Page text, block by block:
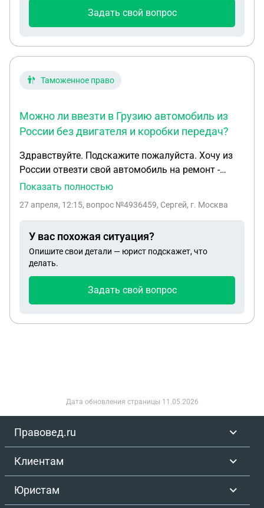
здания (указан старый кадастровый номер).
Будем ли мы при продаже платить налог?
Задать свой вопрос
Таможенное право
Можно ли ввезти в Грузию автомобиль из
России без двигателя и коробки передач?
Здравствуйте. Подскажите пожалуйста. Хочу из
России отвезти свой автомобиль на ремонт -
восстановление в Грузию. Сейчас сняты и
устанавливать на место или можно без них
погрузка на прицеп или в газель. Какие
документы нужны будут на установленные
двигатель и кпп, это вообще фиксируется их
пошлины на двигатель и кпп? Спасибо!
Показать полностью
27 апреля, 12:15, вопрос №4936459, Сергей, г. Москва
У вас похожая ситуация?
Опишите свои детали — юрист подскажет, что
делать.
Задать свой вопрос
Дата обновления страницы 11.05.2026
Правовед.ru
Клиентам
Юристам